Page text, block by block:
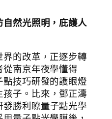
然光照明，庇護人
的改革，正逐步轉
南京年夜學懂得
技巧研發的護眼燈
孩子。比來，鄧正濤
勝利瞭量子點光學